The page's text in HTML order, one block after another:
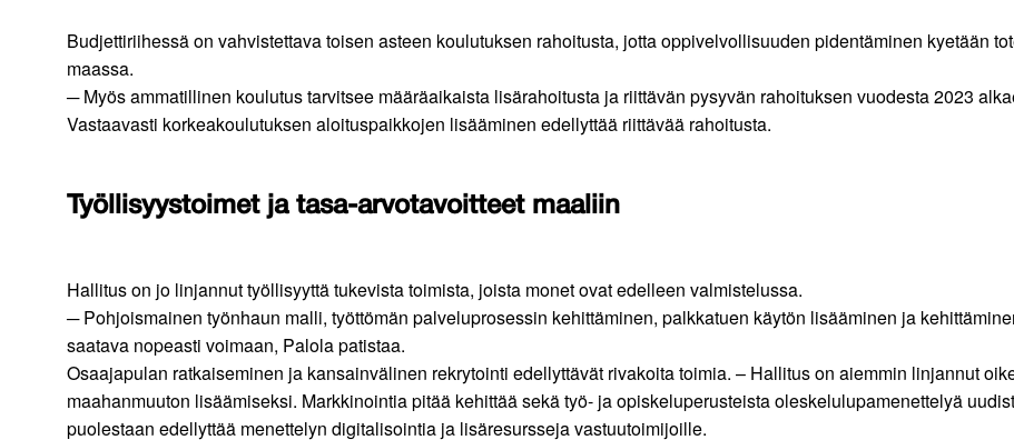
Budjettiriihessä on vahvistettava toisen asteen koulutuksen rahoitusta, jotta oppivelvollisuuden pidentäminen kyetään
maassa.
─ Myös ammatillinen koulutus tarvitsee määräaikaista lisärahoitusta ja riittävän pysyvän rahoituksen vuodesta 2023
Vastaavasti korkeakoulutuksen aloituspaikkojen lisääminen edellyttää riittävää rahoitusta.
Työllisyystoimet ja tasa-arvotavoitteet maaliin
Hallitus on jo linjannut työllisyyttä tukevista toimista, joista monet ovat edelleen valmistelussa.
─ Pohjoismainen työnhaun malli, työttömän palveluprosessin kehittäminen, palkkatuen käytön lisääminen ja
saatava nopeasti voimaan, Palola patistaa.
Osaajapulan ratkaiseminen ja kansainvälinen rekrytointi edellyttävät rivakoita toimia. – Hallitus on aiemmin linjannut
maahanmuuton lisäämiseksi. Markkinointia pitää kehittää sekä työ- ja opiskeluperusteista oleskelulupamenettelyä
puolestaan edellyttää menettelyn digitalisointia ja lisäresursseja vastuutoimijoille.